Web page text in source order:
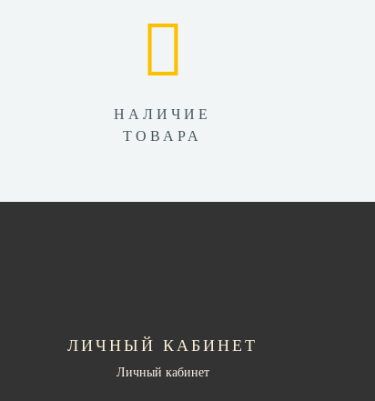
НАЛИЧИЕ
ТОВАРА
ЛИЧНЫЙ КАБИНЕТ
Личный кабинет